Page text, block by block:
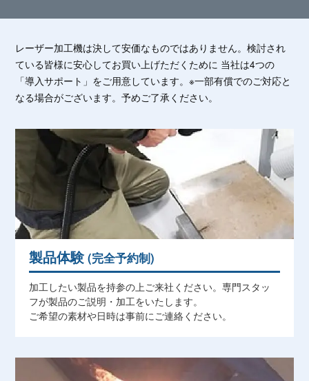
レーザー加工機は決して安価なものではありません。検討され
ている皆様に安心してお買い上げただくために 当社は4つの
「導入サポート」をご用意しています。※一部有償でのご対応と
なる場合がございます。予めご了承ください。
​製品体験 (完全予約制)
加工したい製品を持参の上ご来社ください。専門スタッ
フが製品のご説明・加工をいたします。
ご希望の素材や日時は事前にご連絡ください。